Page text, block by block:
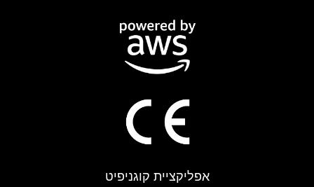
אפליקציית קוגניפיט